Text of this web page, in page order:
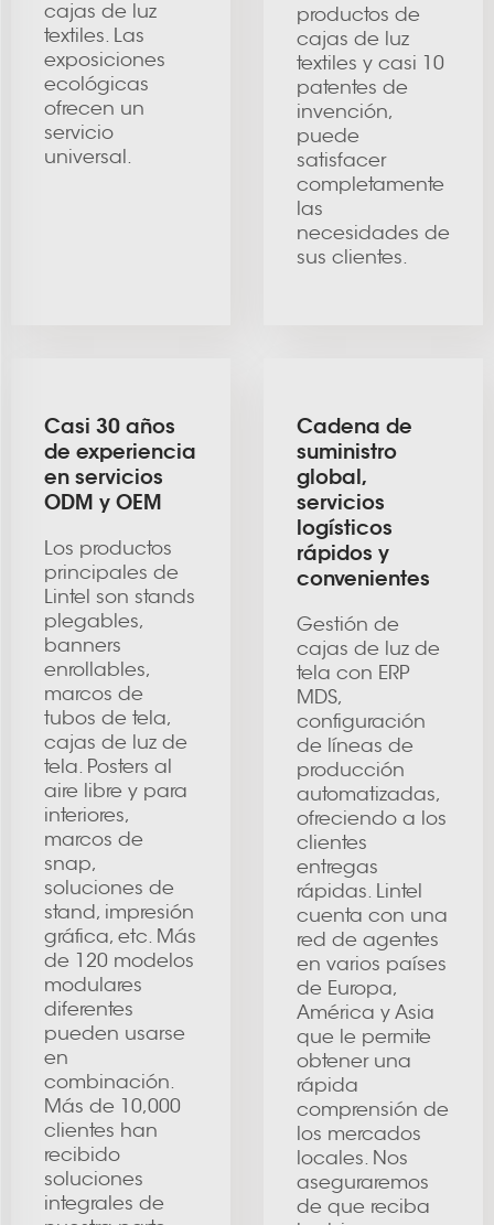
cajas de luz
textiles. Las
exposiciones
ecológicas
ofrecen un
servicio
universal.
productos de
cajas de luz
textiles y casi 10
patentes de
invención,
puede
satisfacer
completamente
las
necesidades de
sus clientes.
Casi 30 años
de experiencia
en servicios
ODM y OEM
Los productos
principales de
Lintel son stands
plegables,
banners
enrollables,
marcos de
tubos de tela,
cajas de luz de
tela. Posters al
aire libre y para
interiores,
marcos de
snap,
soluciones de
stand, impresión
gráfica, etc. Más
de 120 modelos
modulares
diferentes
pueden usarse
en
combinación.
Más de 10,000
clientes han
recibido
soluciones
integrales de
Cadena de
suministro
global,
servicios
logísticos
rápidos y
convenientes
Gestión de
cajas de luz de
tela con ERP
MDS,
configuración
de líneas de
producción
automatizadas,
ofreciendo a los
clientes
entregas
rápidas. Lintel
cuenta con una
red de agentes
en varios países
de Europa,
América y Asia
que le permite
obtener una
rápida
comprensión de
los mercados
locales. Nos
aseguraremos
de que reciba